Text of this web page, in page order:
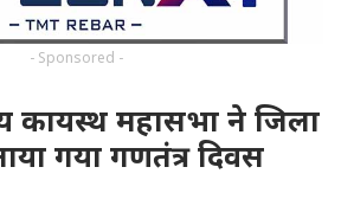
- Sponsored -
कायस्थ महासभा ने जिला
गया गणतंत्र दिवस